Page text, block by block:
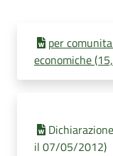
per
economiche
il 07/05/2012)